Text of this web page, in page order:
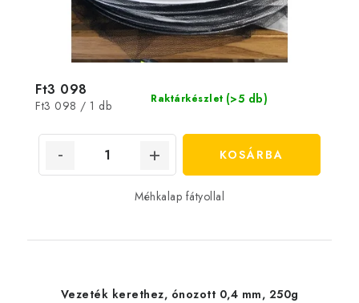
Raktárkészlet (>5 db)
Ft3 098
Egységár:
Ft3 098 / 1 db
KOSÁRBA
Méhkalap fátyollal
Vezeték kerethez, ónozott 0,4 mm, 250g